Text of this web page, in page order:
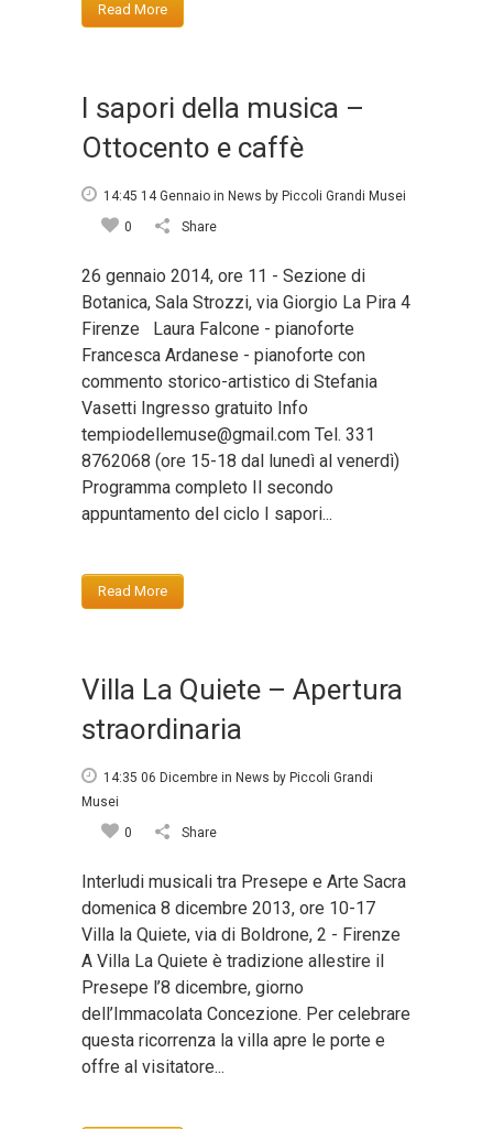
Read More
I sapori della musica –
Ottocento e caffè
14:45 14 Gennaio in News by Piccoli Grandi Musei
0
Share
26 gennaio 2014, ore 11 - Sezione di
Botanica, Sala Strozzi, via Giorgio La Pira 4
Firenze Laura Falcone - pianoforte
Francesca Ardanese - pianoforte con
commento storico-artistico di Stefania
Vasetti Ingresso gratuito Info
tempiodellemuse@gmail.com Tel. 331
8762068 (ore 15-18 dal lunedì al venerdì)
Programma completo Il secondo
appuntamento del ciclo I sapori...
Read More
Villa La Quiete – Apertura
straordinaria
14:35 06 Dicembre in News by Piccoli Grandi
Musei
0
Share
Interludi musicali tra Presepe e Arte Sacra
domenica 8 dicembre 2013, ore 10-17
Villa la Quiete, via di Boldrone, 2 - Firenze
A Villa La Quiete è tradizione allestire il
Presepe l’8 dicembre, giorno
dell’Immacolata Concezione. Per celebrare
questa ricorrenza la villa apre le porte e
offre al visitatore...